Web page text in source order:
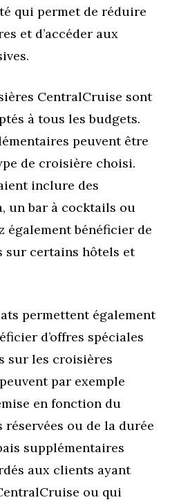
qui permet de réduire
et d’accéder aux
CentralCruise sont
à tous les budgets.
peuvent être
de croisière choisi.
inclure des
un bar à cocktails ou
également bénéficier de
sur certains hôtels et
permettent également
d’offres spéciales
sur les croisières
par exemple
en fonction du
réservées ou de la durée
supplémentaires
aux clients ayant
ou qui